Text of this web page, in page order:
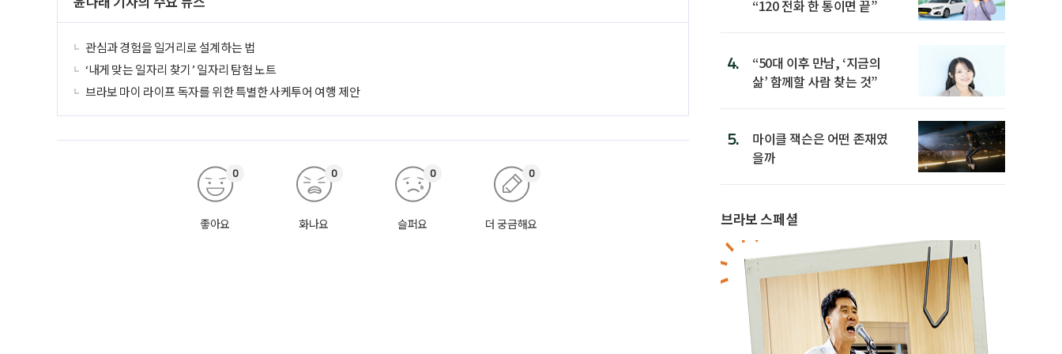
관심과 경험을 일거리로 설계하는 법
‘내게 맞는 일자리 찾기’ 일자리 탐험 노트
브라보 마이 라이프 독자를 위한 특별한 사케투어 여행 제안
좋아요
0
화나요
0
슬퍼요
0
더 궁금해요
0
“120 전화 한 통이면 끝”
4.
“50대 이후 만남, ‘지금의
삶’ 함께할 사람 찾는 것”
5.
마이클 잭슨은 어떤 존재였
을까
브라보 스페셜